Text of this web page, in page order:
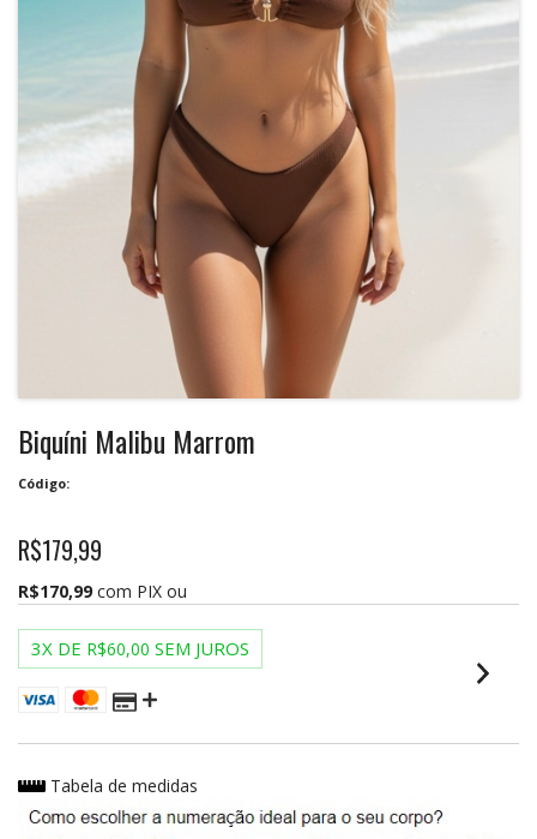
Biquíni Malibu Marrom
Código:
R$179,99
R$170,99 com PIX ou
3X DE R$60,00 SEM JUROS
Tabela de medidas